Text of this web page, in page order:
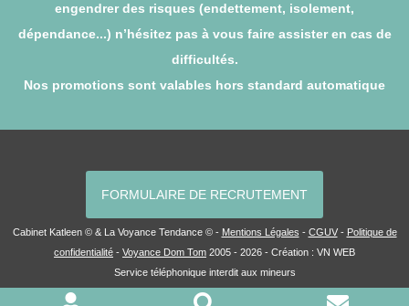
engendrer des risques (endettement, isolement,
dépendance...) n’hésitez pas à vous faire assister en cas de
difficultés.
Nos promotions sont valables hors standard automatique
FORMULAIRE DE RECRUTEMENT
Cabinet Katleen © & La Voyance Tendance © - Mentions Légales - CGUV- Politique de
confidentialité - Voyance Dom Tom 2005 - 2026 - Création : VN WEB
Service téléphonique interdit aux mineurs